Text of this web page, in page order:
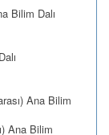
Bilim Dalı
Ana Bilim
Ana Bilim